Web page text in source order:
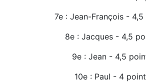
7e : Jean-François -
8e : Jacques - 4,5
9e : Jean - 4,5
10e : Paul - 4